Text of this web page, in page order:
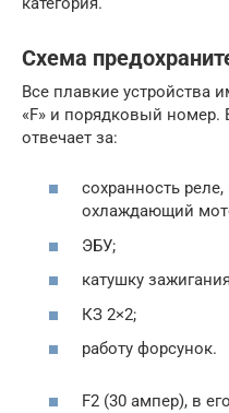
Схема
Все плавкие устройства
«F» и порядковый номер.
отвечает за:
сохранность
охлаждающий
ЭБУ;
катушку
КЗ 2×2;
работу форсунок.
F2 (30 ампер), в